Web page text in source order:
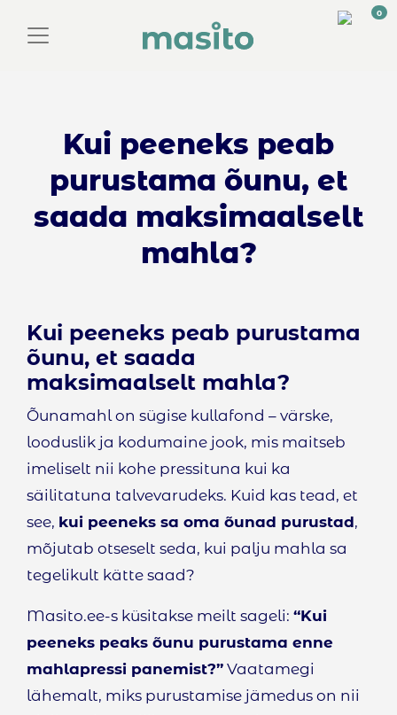
Toggle navigation
0
Kui peeneks peab
purustama õunu, et
saada maksimaalselt
mahla?
Kui peeneks peab purustama
õunu, et saada
maksimaalselt mahla?
Õunamahl on sügise kullafond – värske,
looduslik ja kodumaine jook, mis maitseb
imeliselt nii kohe pressituna kui ka
säilitatuna talvevarudeks. Kuid kas tead, et
see, kui peeneks sa oma õunad purustad,
mõjutab otseselt seda, kui palju mahla sa
tegelikult kätte saad?
Masito.ee-s küsitakse meilt sageli: “Kui
peeneks peaks õunu purustama enne
mahlapressi panemist?” Vaatamegi
lähemalt, miks purustamise jämedus on nii